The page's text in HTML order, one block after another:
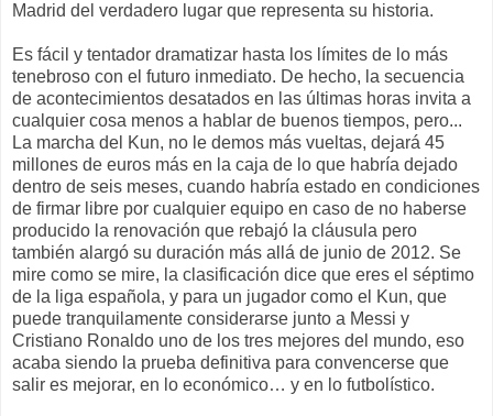
Madrid del verdadero lugar que representa su historia.
Es fácil y tentador dramatizar hasta los límites de lo más
tenebroso con el futuro inmediato. De hecho, la secuencia
de acontecimientos desatados en las últimas horas invita a
cualquier cosa menos a hablar de buenos tiempos, pero...
La marcha del Kun, no le demos más vueltas, dejará 45
millones de euros más en la caja de lo que habría dejado
dentro de seis meses, cuando habría estado en condiciones
de firmar libre por cualquier equipo en caso de no haberse
producido la renovación que rebajó la cláusula pero
también alargó su duración más allá de junio de 2012. Se
mire como se mire, la clasificación dice que eres el séptimo
de la liga española, y para un jugador como el Kun, que
puede tranquilamente considerarse junto a Messi y
Cristiano Ronaldo uno de los tres mejores del mundo, eso
acaba siendo la prueba definitiva para convencerse que
salir es mejorar, en lo económico… y en lo futbolístico.